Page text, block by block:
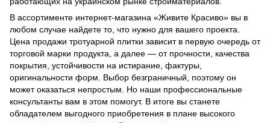
В ассортименте интернет-магазина «Живите Красиво» вы в
любом случае найдете то, что нужно для вашего проекта.
Цена продажи тротуарной плитки зависит в первую очередь от
торговой марки продукта, а далее — от прочности, качества
покрытия, устойчивости на истирание, фактуры,
оригинальности форм. Выбор безграничный, поэтому он
может оказаться непростым. Но наши профессиональные
консультанты вам в этом помогут. В итоге вы станете
обладателем выгодного приобретения в плане высокого